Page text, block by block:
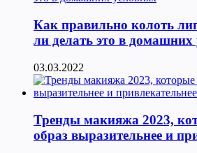
Как правильно колоть
ли делать это в домашних
03.03.2022
Тренды макияжа 2023,
образ выразительнее и